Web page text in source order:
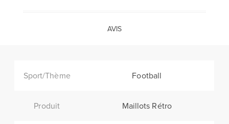
AVIS
Sport/Thème Football
Produit Maillots Rétro